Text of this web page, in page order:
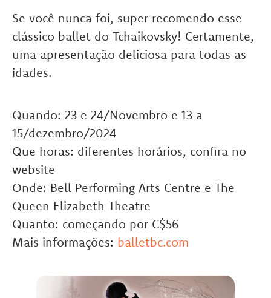
Se você nunca foi, super recomendo esse
clássico ballet do Tchaikovsky! Certamente,
uma apresentação deliciosa para todas as
idades.
Quando: 23 e 24/Novembro e 13 a
15/dezembro/2024
Que horas: diferentes horários, confira no
website
Onde: Bell Performing Arts Centre e The
Queen Elizabeth Theatre
Quanto: começando por C$56
Mais informações: balletbc.com